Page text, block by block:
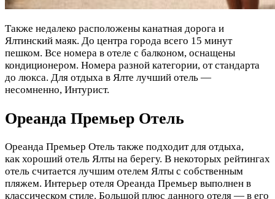
Также недалеко расположены канатная дорога и
Ялтинский маяк. До центра города всего 15 минут
пешком. Все номера в отеле с балконом, оснащены
кондиционером. Номера разной категории, от стандарта
до люкса. Для отдыха в Ялте лучший отель —
несомненно, Интурист.
Ореанда Премьер Отель
Ореанда Премьер Отель также подходит для отдыха,
как хороший отель Ялты на берегу. В некоторых рейтингах
отель считается лучшим отелем Ялты с собственным
пляжем. Интерьер отеля Ореанда Премьер выполнен в
классическом стиле. Большой плюс данного отеля — в его